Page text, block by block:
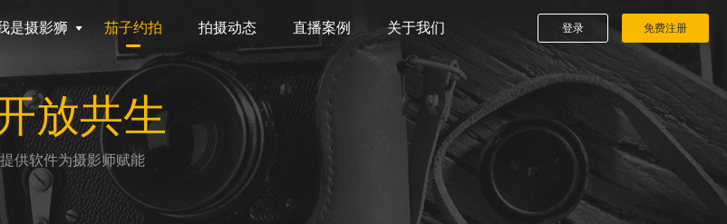
是摄影狮 茄子约拍 拍摄动态 直播案例 关于我们 登录 免费注册
放共生
供软件为摄影师赋能